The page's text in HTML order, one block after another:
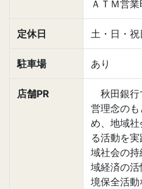
ＡＴＭ営業
定休日 土・日・祝
駐車場 あり
店舗PR
秋田銀行
営理念の
め、地域
る活動を
域社会の
域経済の
境保全活